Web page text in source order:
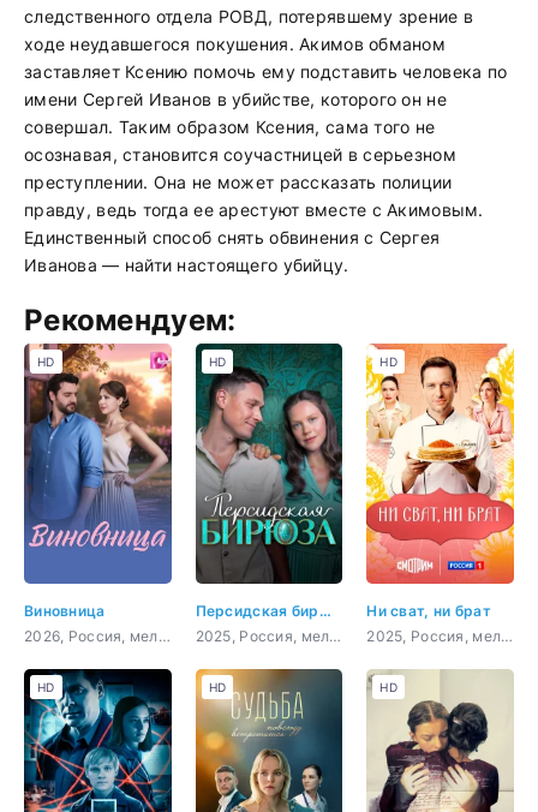
следственного отдела РОВД, потерявшему зрение в
ходе неудавшегося покушения. Акимов обманом
заставляет Ксению помочь ему подставить человека по
имени Сергей Иванов в убийстве, которого он не
совершал. Таким образом Ксения, сама того не
осознавая, становится соучастницей в серьезном
преступлении. Она не может рассказать полиции
правду, ведь тогда ее арестуют вместе с Акимовым.
Единственный способ снять обвинения с Сергея
Иванова — найти настоящего убийцу.
Рекомендуем:
Виновница
2026, Россия, мелодрама
HD
Персидская бирюза
2025, Россия, мелодрама, криминал
HD
Ни сват, ни брат
2025, Россия, мелодрама
HD
HD HD HD